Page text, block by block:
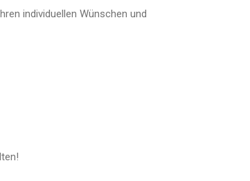
individuellen Wünschen und